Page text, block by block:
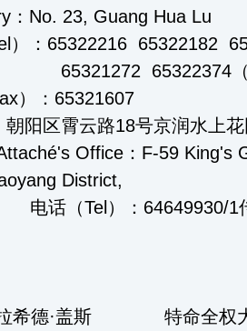
23, Guang Hua Lu
65322216 65322182
65322374（领
：65321607
阳区霄云路18号京
Office：F-59 King's
District,
（Tel）：64649930/1
希德·盖斯 特